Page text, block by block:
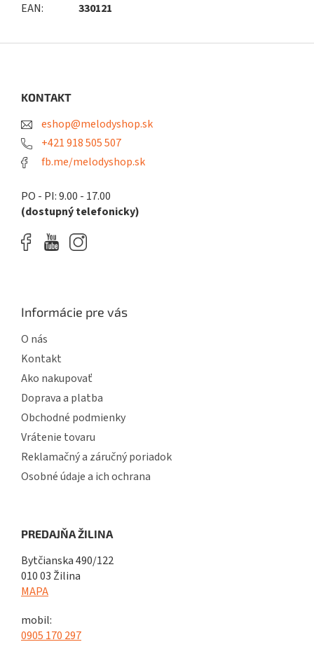
EAN: 330121
KONTAKT
eshop@melodyshop.sk
+421 918 505 507
fb.me/melodyshop.sk
PO - PI: 9.00 - 17.00
(dostupný telefonicky)
Informácie pre vás
O nás
Kontakt
Ako nakupovať
Doprava a platba
Obchodné podmienky
Vrátenie tovaru
Reklamačný a záručný poriadok
Osobné údaje a ich ochrana
PREDAJŇA ŽILINA
Bytčianska 490/122
010 03 Žilina
MAPA
mobil:
0905 170 297